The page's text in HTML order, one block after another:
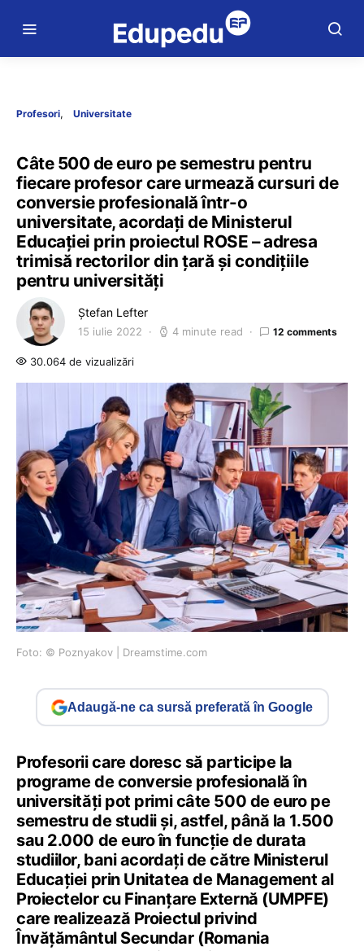
Profesori Universitate
Câte 500 de euro pe semestru pentru
fiecare profesor care urmează cursuri de
conversie profesională într-o
universitate, acordați de Ministerul
Educației prin proiectul ROSE – adresa
trimisă rectorilor din țară și condițiile
pentru universități
Ștefan Lefter
15 iulie 2022 4 minute read 12 comments
30.064 de vizualizări
Foto: © Poznyakov | Dreamstime.com
Adaugă-ne ca sursă preferată în Google
Profesorii care doresc să participe la
programe de conversie profesională în
universități pot primi câte 500 de euro pe
semestru de studii și, astfel, până la 1.500
sau 2.000 de euro în funcție de durata
studiilor, bani acordați de către Ministerul
Educației prin Unitatea de Management al
Proiectelor cu Finanțare Externă (UMPFE)
care realizează Proiectul privind
Învățământul Secundar (Romania